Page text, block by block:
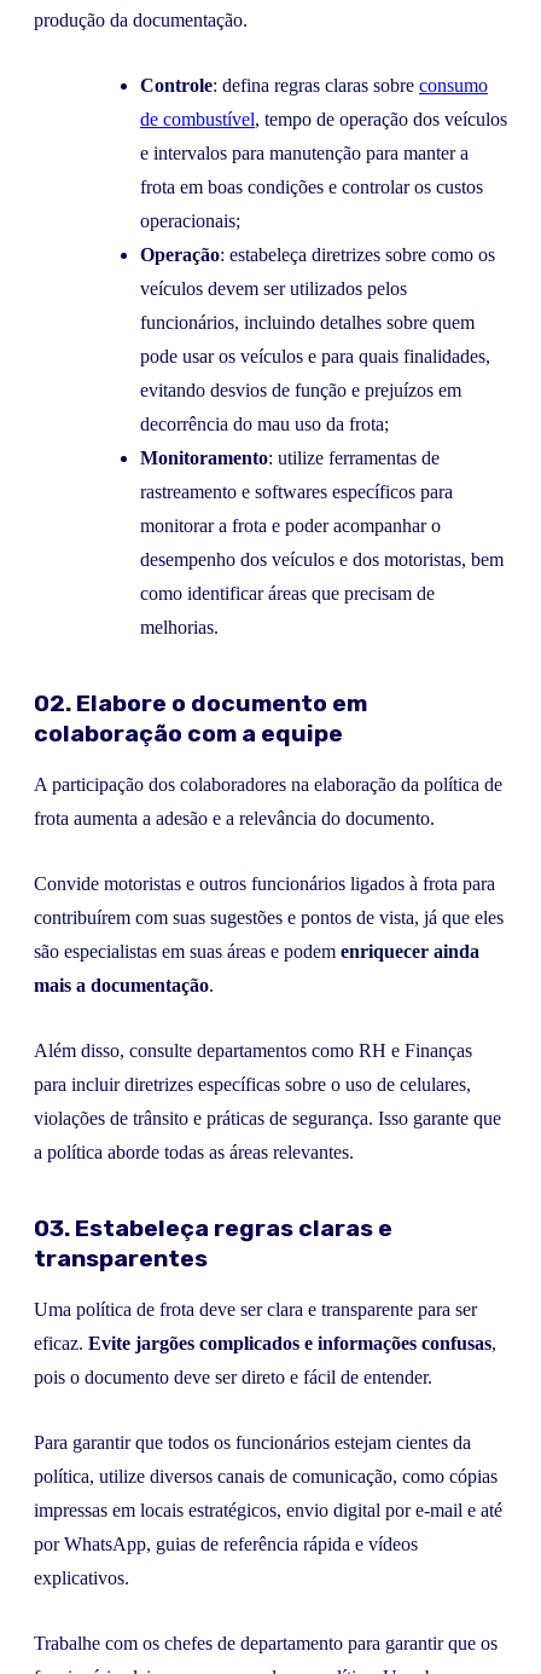
produção da documentação.
Controle: defina regras claras sobre consumo
de combustível, tempo de operação dos veículos
e intervalos para manutenção para manter a
frota em boas condições e controlar os custos
operacionais;
Operação: estabeleça diretrizes sobre como os
veículos devem ser utilizados pelos
funcionários, incluindo detalhes sobre quem
pode usar os veículos e para quais finalidades,
evitando desvios de função e prejuízos em
decorrência do mau uso da frota;
Monitoramento: utilize ferramentas de
rastreamento e softwares específicos para
monitorar a frota e poder acompanhar o
desempenho dos veículos e dos motoristas, bem
como identificar áreas que precisam de
melhorias.
02. Elabore o documento em
colaboração com a equipe
A participação dos colaboradores na elaboração da política de
frota aumenta a adesão e a relevância do documento.
Convide motoristas e outros funcionários ligados à frota para
contribuírem com suas sugestões e pontos de vista, já que eles
são especialistas em suas áreas e podem enriquecer ainda
mais a documentação.
Além disso, consulte departamentos como RH e Finanças
para incluir diretrizes específicas sobre o uso de celulares,
violações de trânsito e práticas de segurança. Isso garante que
a política aborde todas as áreas relevantes.
03. Estabeleça regras claras e
transparentes
Uma política de frota deve ser clara e transparente para ser
eficaz. Evite jargões complicados e informações confusas,
pois o documento deve ser direto e fácil de entender.
Para garantir que todos os funcionários estejam cientes da
política, utilize diversos canais de comunicação, como cópias
impressas em locais estratégicos, envio digital por e-mail e até
por WhatsApp, guias de referência rápida e vídeos
explicativos.
Trabalhe com os chefes de departamento para garantir que os